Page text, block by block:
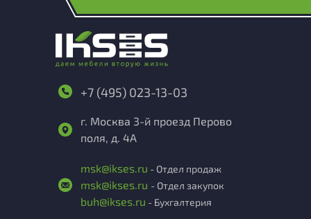
+7 (495) 023-13-03
г. Москва 3-й проезд Перово
поля, д. 4А
msk@ikses.ru - Отдел продаж
msk@ikses.ru - Отдел закупок
buh@ikses.ru - Бухгалтерия